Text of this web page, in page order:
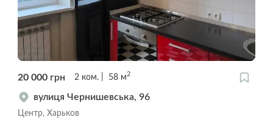
20 000 грн 2 ком. 58 м2
вулиця Чернишевська, 96
Центр, Харьков